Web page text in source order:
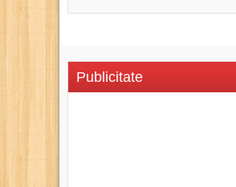
Publicitate